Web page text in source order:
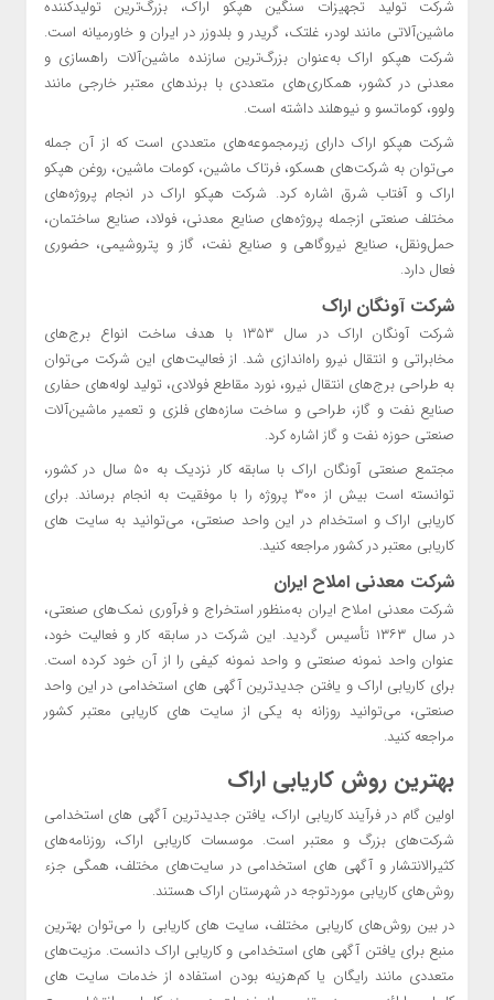
شرکت تولید تجهیزات سنگین هپکو اراک، بزرگ‌ترین تولیدکننده
ماشین‌آلاتی مانند لودر، غلتک، گریدر و بلدوزر در ایران و خاورمیانه است.
شرکت هپکو اراک به‌عنوان بزرگ‌ترین سازنده ماشین‌آلات راهسازی و
معدنی در کشور، همکاری‌های متعددی با برندهای معتبر خارجی مانند
ولوو، کوماتسو و نیوهلند داشته است.
شرکت هپکو اراک دارای زیرمجموعه‌های متعددی است که از آن جمله
می‌توان به شرکت‌های هسکو، فرتاک ماشین، کومات ماشین، روغن هپکو
اراک و آفتاب شرق اشاره کرد. شرکت هپکو اراک در انجام پروژه‌های
مختلف صنعتی ازجمله پروژه‌های صنایع معدنی، فولاد، صنایع ساختمان،
حمل‌و‌نقل، صنایع نیروگاهی و صنایع نفت، گاز و پتروشیمی، حضوری
فعال دارد.
شرکت آونگان اراک
شرکت آونگان اراک در سال ۱۳۵۳ با هدف ساخت انواع برج‌های
مخابراتی و انتقال نیرو راه‌اندازی شد. از فعالیت‌های این شرکت می‌توان
به طراحی برج‌های انتقال نیرو، نورد مقاطع فولادی، تولید لوله‌های حفاری
صنایع نفت و گاز، طراحی و ساخت سازه‌های فلزی و تعمیر ماشین‌آلات
صنعتی حوزه نفت و گاز اشاره کرد.
مجتمع صنعتی آونگان اراک با سابقه کار نزدیک به ۵۰ سال در کشور،
توانسته است بیش از ۳۰۰ پروژه را با موفقیت به انجام برساند. برای
کاریابی اراک و استخدام در این واحد صنعتی، می‌توانید به سایت های
کاریابی معتبر در کشور مراجعه کنید.
شرکت معدنی املاح ایران
شرکت معدنی املاح ایران به‌منظور استخراج و فرآوری نمک‌های صنعتی،
در سال ۱۳۶۳ تأسیس گردید. این شرکت در سابقه کار و فعالیت خود،
عنوان واحد نمونه صنعتی و واحد نمونه کیفی را از آن خود کرده است.
برای کاریابی اراک و یافتن جدید‌ترین آگهی های استخدامی در این واحد
صنعتی، می‌توانید روزانه به یکی از سایت های کاریابی معتبر کشور
مراجعه کنید.
بهترین روش کاریابی اراک
اولین گام در فرآیند کاریابی اراک، یافتن جدیدترین آگهی های استخدامی
شرکت‌های بزرگ و معتبر است. موسسات کاریابی اراک، روزنامه‌های
کثیرالانتشار و آگهی های استخدامی در سایت‌های مختلف، همگی جزء
روش‌های کاریابی موردتوجه در شهرستان اراک هستند.
در بین روش‌های کاریابی مختلف، سایت‌ های کاریابی را می‌توان بهترین
منبع برای یافتن آگهی های استخدامی و کاریابی اراک دانست. مزیت‌های
متعددی مانند رایگان یا کم‌هزینه بودن استفاده از خدمات سایت های